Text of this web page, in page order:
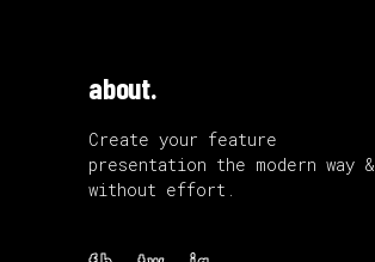
about.
Create your feature
presentation the modern way &
without effort.